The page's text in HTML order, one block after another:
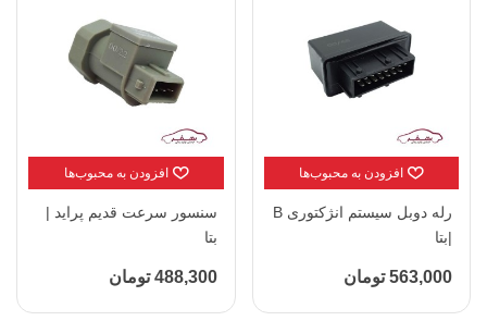
افزودن به محبوب‌ها
رله دوبل سیستم انژکتوری B
|بتا
563,000 تومان
افزودن به محبوب‌ها
سنسور سرعت قدیم پراید |
بتا
488,300 تومان